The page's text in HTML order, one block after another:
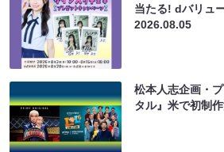
当たる! dバリュ
2026.08.05
松本人志企画・
タル』米で初制